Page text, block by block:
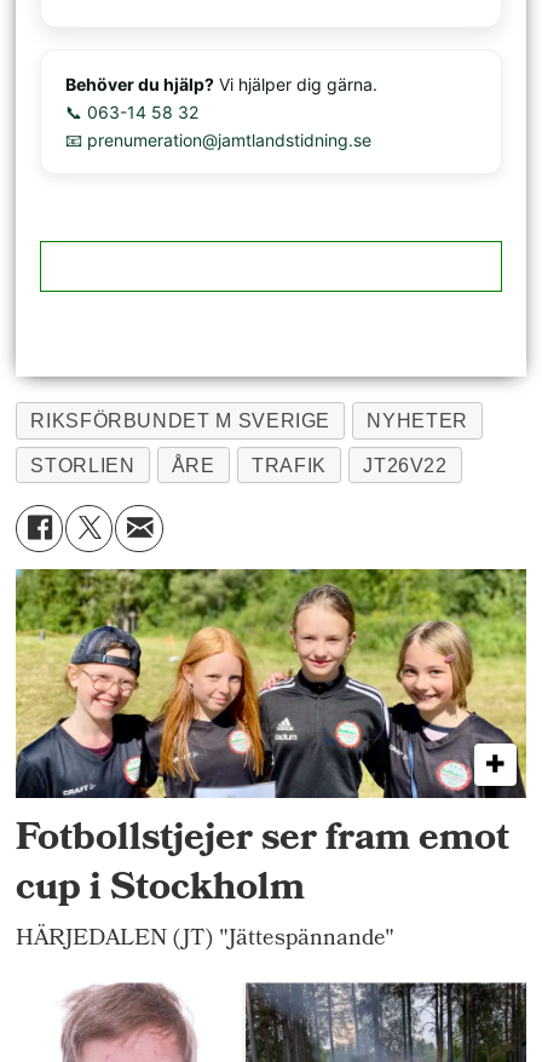
Behöver du hjälp? Vi hjälper dig gärna.
📞 063-14 58 32
📧 prenumeration@jamtlandstidning.se
RIKSFÖRBUNDET M SVERIGE NYHETER
STORLIEN ÅRE TRAFIK JT26V22
Fotbollstjejer ser fram emot
cup i Stockholm
HÄRJEDALEN (JT) "Jättespännande"